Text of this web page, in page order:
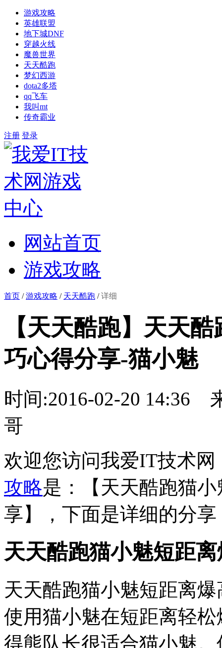
游戏攻略
英雄联盟
地下城DNF
穿越火线
魔兽世界
天天酷跑
梦幻西游
dota2多塔
qq飞车
我叫mt
传奇霸业
注册 登录
网站首页
游戏攻略
首页 /游戏攻略 / 天天酷跑 /详细
【天天酷跑】天天
巧心得分享-猫小魅
时间:2016-02-20 14:36
哥
欢迎您访问我爱IT技术
攻略是：【天天酷跑猫
享】，下面是详细的分享
天天酷跑猫小魅短距
天天酷跑猫小魅短距离
使用猫小魅在短距离轻
得熊队长很适合猫小魅